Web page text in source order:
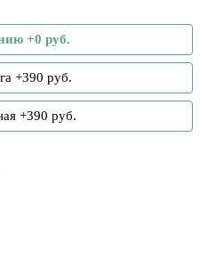
+0 руб.
+390 руб.
+390 руб.